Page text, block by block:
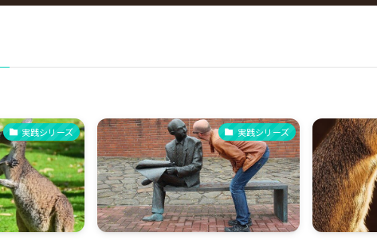
実践シリーズ 実践シリーズ